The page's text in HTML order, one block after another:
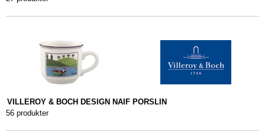
VILLEROY & BOCH DESIGN NAIF PORSLIN
56 produkter